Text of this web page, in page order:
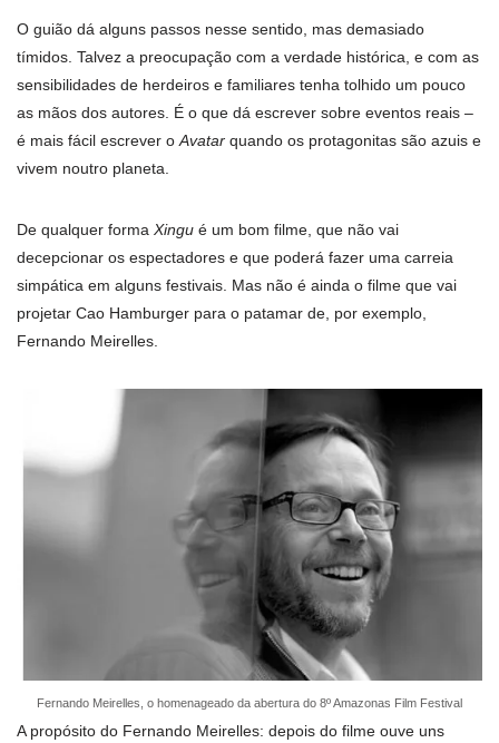
O guião dá alguns passos nesse sentido, mas demasiado
tímidos. Talvez a preocupação com a verdade histórica, e com as
sensibilidades de herdeiros e familiares tenha tolhido um pouco
as mãos dos autores. É o que dá escrever sobre eventos reais –
é mais fácil escrever o Avatar quando os protagonitas são azuis e
vivem noutro planeta.
De qualquer forma Xingu é um bom filme, que não vai
decepcionar os espectadores e que poderá fazer uma carreia
simpática em alguns festivais. Mas não é ainda o filme que vai
projetar Cao Hamburger para o patamar de, por exemplo,
Fernando Meirelles.
Fernando Meirelles, o homenageado da abertura do 8º Amazonas Film Festival
A propósito do Fernando Meirelles: depois do filme ouve uns